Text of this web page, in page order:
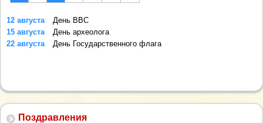
Поздравления
12 августа
День ВВС
15 августа
День археолога
22 августа
День Государственного флага